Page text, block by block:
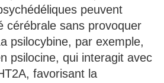
peuvent
cérébrale sans provoquer
psilocybine, par exemple,
psilocine, qui interagit avec
favorisant la